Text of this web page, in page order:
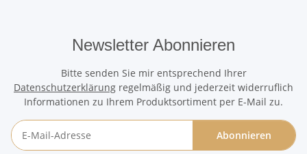
Newsletter Abonnieren
Bitte senden Sie mir entsprechend Ihrer
Datenschutzerklärung regelmäßig und jederzeit widerruflich
Informationen zu Ihrem Produktsortiment per E-Mail zu.
Abonnieren